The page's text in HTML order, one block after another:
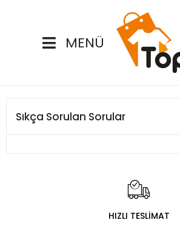
MENÜ
Sıkça Sorulan Sorular
HIZLI TESLİMAT